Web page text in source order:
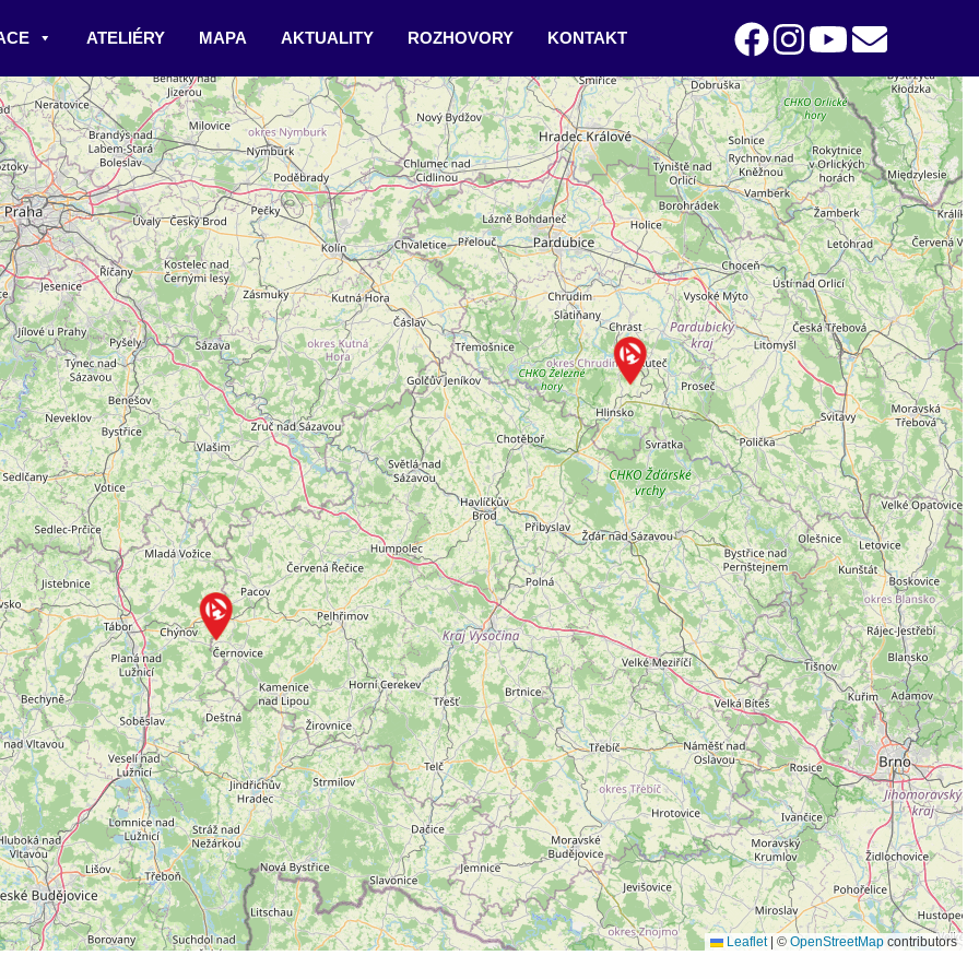
ATELIÉRY MAPA AKTUALITY ROZHOVORY KONTAKT
Leaflet © OpenStreetMap contributors